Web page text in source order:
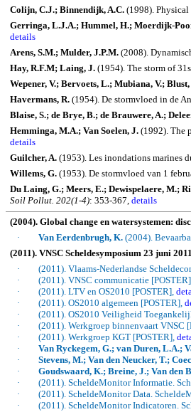
Colijn, C.J.; Binnendijk, A.C. (1998). Physical
Gerringa, L.J.A.; Hummel, H.; Moerdijk-
details
Arens, S.M.; Mulder, J.P.M. (2008).
Hay, R.F.M; Laing, J. (1954). The storm of
Wepener, V.; Bervoets, L.; Mubiana, V.; Blust
Havermans, R. (1954). De stormvloed in de
Blaise, S.; de Brye, B.; de Brauwere, A.;
Hemminga, M.A.; Van Soelen, J. (1992). The
details
Guilcher, A. (1953). Les inondations marines
Willems, G. (1953). De stormvloed van 1
Du Laing, G.; Meers, E.; Dewispelaere, M.;
Soil Pollut 202(1-4): 353-367, details
(2004). Global change en watersystemen:
·
Van Eerdenbrugh, K. (2004).
(2011). VNSC Scheldesymposium 23 juni
·
(2011). Vlaams-Nederlandse
·
(2011). VNSC communicatie
·
(2011). LTV en OS2010 [POSTER],
·
(2011). OS2010 algemeen [POSTER],
·
(2011). OS2010 Veiligheid
·
(2011). Werkgroep binnenvaart VNSC
·
(2011). Werkgroep KGT [POSTER],
·
Van Ryckegem, G.; van Duren, L.A.;
·
Stevens, M.; Van den Neucker, T.;
·
Goudswaard, K.; Breine, J.; Van den
·
(2011). ScheldeMonitor Informatie.
·
(2011). ScheldeMonitor Data.
·
(2011). ScheldeMonitor Indicatoren.